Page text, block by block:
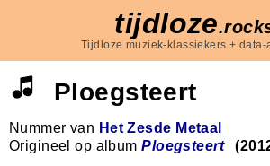
tijdloze
Tijdloze muziek-klassiekers + data-
Ploegsteert
Nummer van Het Zesde Metaal
Origineel op albumPloegsteert